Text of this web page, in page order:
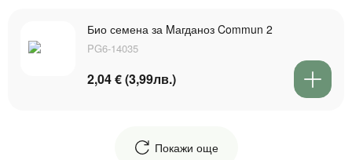
Био семена за Mагданоз Commun 2
PG6-14035
2,04 € (3,99лв.)
Покажи още